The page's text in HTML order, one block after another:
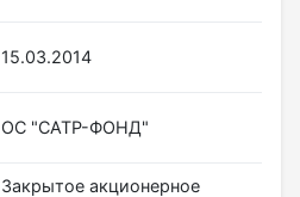
15.03.2014
ОС "САТР-ФОНД"
Закрытое акционерное